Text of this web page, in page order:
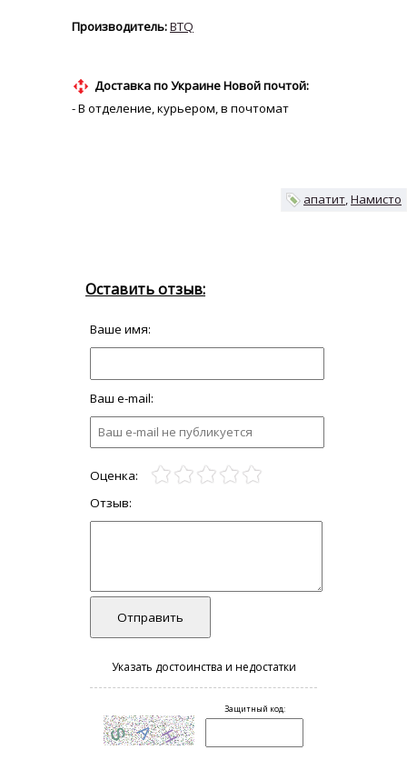
BTQ
Доставка по Украине Новой почтой:
- В отделение, курьером, в почтомат
апатит Намисто